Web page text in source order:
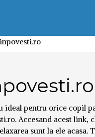
ideal pentru orice copil
Accesand acest
sunt la ele acasa.